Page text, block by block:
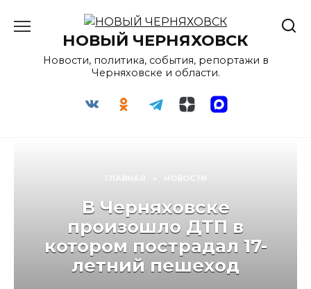
содержаниюНОВЫЙ ЧЕРНЯХОВСК
Новости, политика, события, репортажи в
Черняховске и области.
В Черняховске
произошло ДТП в
котором пострадал 17-
летний пешеход